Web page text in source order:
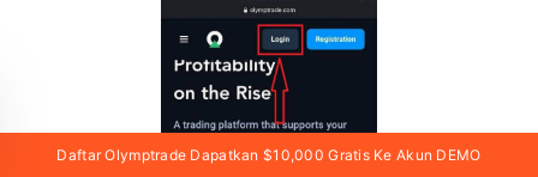
Daftar Olymptrade Dapatkan $10,000 Gratis Ke Akun DEMO